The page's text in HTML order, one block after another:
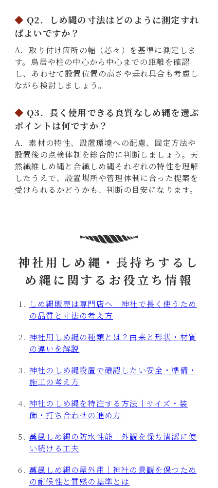
Q2．しめ縄の寸法はどのように測定すれ
ばよいですか？
A．取り付け箇所の幅（芯々）を基準に測定しま
す。鳥居や柱の中心から中心までの距離を確認
し、あわせて設置位置の高さや垂れ具合も考慮し
ながら検討しましょう。
Q3．長く使用できる良質なしめ縄を選ぶ
ポイントは何ですか？
A．素材の特性、設置環境への配慮、固定方法や
設置後の点検体制を総合的に判断しましょう。天
然繊維しめ縄と合繊しめ縄それぞれの特性を理解
したうえで、設置場所や管理体制に合った提案を
受けられるかどうかも、判断の目安になります。
神社用しめ縄・長持ちするし
め縄に関するお役立ち情報
しめ縄販売は専門店へ｜神社で長く使うため
の品質と寸法の考え方
神社用しめ縄の種類とは？由来と形状・材質
の違いを解説
神社のしめ縄設置で確認したい安全・準備・
施工の考え方
神社のしめ縄を特注する方法｜サイズ・装
飾・打ち合わせの進め方
藁風しめ縄の防水性能｜外観を保ち清潔に使
い続ける工夫
藁風しめ縄の屋外用｜神社の景観を保つため
の耐候性と質感の基準とは